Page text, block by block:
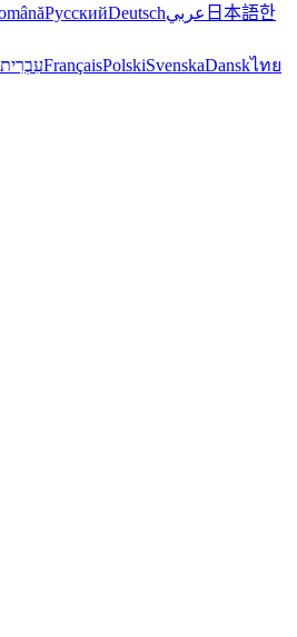
РусскийDeutschعربي 日本語한
עִבְרִיתFrançaisPolskiSvenskaDanskไทย